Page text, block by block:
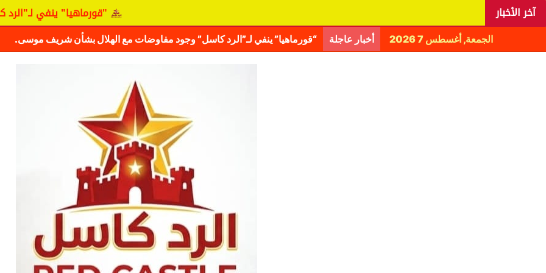
آخر الأخبار "قورماهيا" ينفي لـ"الرد
الجمعة, أغسطس 7 2026 أخبار عاجلة اليانغا يكشف حقيقة مفاوضات نجم المريخ